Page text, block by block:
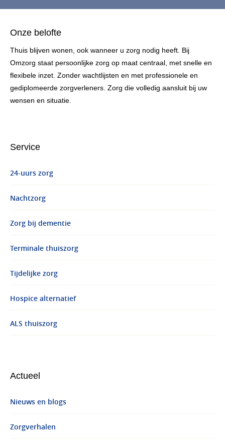
Onze belofte
Thuis blijven wonen, ook wanneer u zorg nodig heeft. Bij
Omzorg staat persoonlijke zorg op maat centraal, met snelle en
flexibele inzet. Zonder wachtlijsten en met professionele en
gediplomeerde zorgverleners. Zorg die volledig aansluit bij uw
wensen en situatie.
Service
24-uurs zorg
Nachtzorg
Zorg bij dementie
Terminale thuiszorg
Tijdelijke zorg
Hospice alternatief
ALS thuiszorg
Actueel
Nieuws en blogs
Zorgverhalen